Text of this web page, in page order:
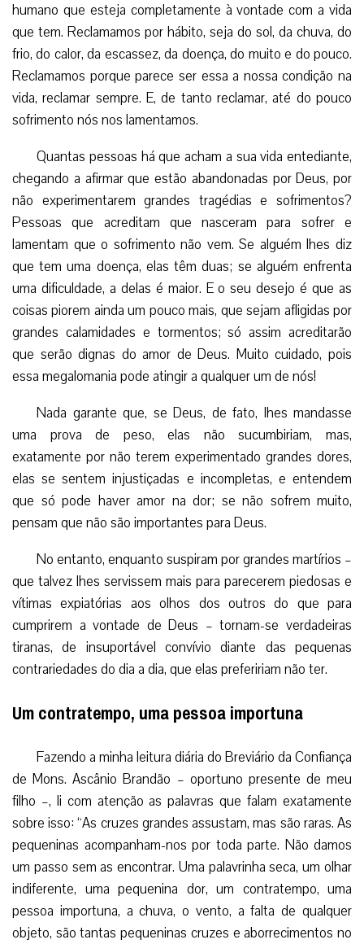
humano que esteja completamente à vontade com a vida
que tem. Reclamamos por hábito, seja do sol, da chuva, do
frio, do calor, da escassez, da doença, do muito e do pouco.
Reclamamos porque parece ser essa a nossa condição na
vida, reclamar sempre. E, de tanto reclamar, até do pouco
sofrimento nós nos lamentamos.
Quantas pessoas há que acham a sua vida entediante,
chegando a afirmar que estão abandonadas por Deus, por
não experimentarem grandes tragédias e sofrimentos?
Pessoas que acreditam que nasceram para sofrer e
lamentam que o sofrimento não vem. Se alguém lhes diz
que tem uma doença, elas têm duas; se alguém enfrenta
uma dificuldade, a delas é maior. E o seu desejo é que as
coisas piorem ainda um pouco mais, que sejam afligidas por
grandes calamidades e tormentos; só assim acreditarão
que serão dignas do amor de Deus. Muito cuidado, pois
essa megalomania pode atingir a qualquer um de nós!
Nada garante que, se Deus, de fato, lhes mandasse
uma prova de peso, elas não sucumbiriam, mas,
exatamente por não terem experimentado grandes dores,
elas se sentem injustiçadas e incompletas, e entendem
que só pode haver amor na dor; se não sofrem muito,
pensam que não são importantes para Deus.
No entanto, enquanto suspiram por grandes martírios –
que talvez lhes servissem mais para parecerem piedosas e
vítimas expiatórias aos olhos dos outros do que para
cumprirem a vontade de Deus – tornam-se verdadeiras
tiranas, de insuportável convívio diante das pequenas
contrariedades do dia a dia, que elas prefeririam não ter.
Um contratempo, uma pessoa importuna
Fazendo a minha leitura diária do Breviário da Confiança
de Mons. Ascânio Brandão – oportuno presente de meu
filho –, li com atenção as palavras que falam exatamente
sobre isso: “As cruzes grandes assustam, mas são raras. As
pequeninas acompanham-nos por toda parte. Não damos
um passo sem as encontrar. Uma palavrinha seca, um olhar
indiferente, uma pequenina dor, um contratempo, uma
pessoa importuna, a chuva, o vento, a falta de qualquer
objeto, são tantas pequeninas cruzes e aborrecimentos no